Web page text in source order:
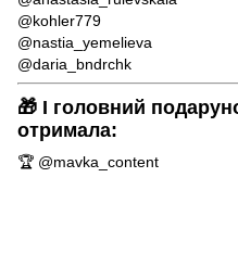
@kohler779
@nastia_yemelieva
@daria_bndrchk
🎁 І головний
отримала:
🏆 @mavka_content